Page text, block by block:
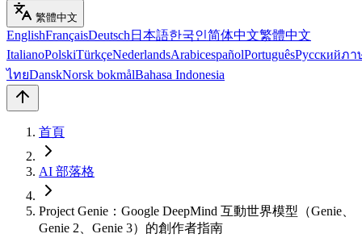
繁體中文
EnglishFrançaisDeutsch 日本語한국인简体中文繁體中文
ItalianoPolskiTürkçeNederlandsArabicespañolPortuguêsРусскийภา
ไทยDanskNorsk bokmålBahasa Indonesia
首頁
AI 部落格
Project Genie：Google DeepMind 互動世界模型（Genie、
Genie 2、Genie 3）的創作者指南